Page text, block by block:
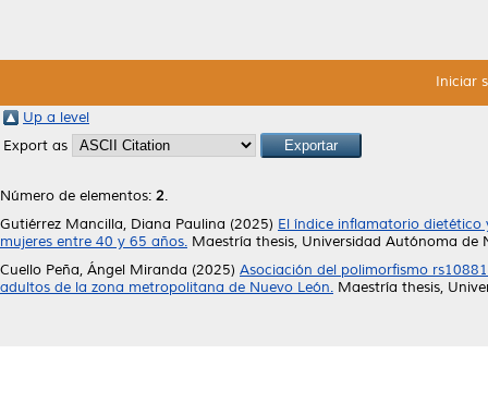
Iniciar
Up a level
Export as
Número de elementos: 2.
Gutiérrez Mancilla, Diana Paulina (2025) El índice inflamatorio
mujeres entre 40 y 65 años. Maestría thesis, Universidad Autónoma de
Cuello Peña, Ángel Miranda (2025) Asociación del polimorfismo
adultos de la zona metropolitana de Nuevo León. Maestría thesis,